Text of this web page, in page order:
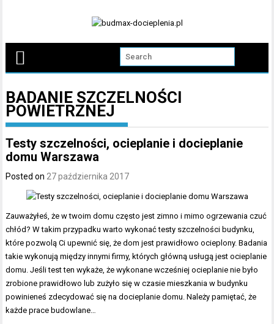
BADANIE SZCZELNOŚCI
POWIETRZNEJ
Testy szczelności, ocieplanie i docieplanie
domu Warszawa
Posted on 27 października 2017
Zauważyłeś, że w twoim domu często jest zimno i mimo ogrzewania czuć
chłód? W takim przypadku warto wykonać testy szczelności budynku,
które pozwolą Ci upewnić się, że dom jest prawidłowo ocieplony. Badania
takie wykonują między innymi firmy, których główną usługą jest ocieplanie
domu. Jeśli test ten wykaże, że wykonane wcześniej ocieplanie nie było
zrobione prawidłowo lub zużyło się w czasie mieszkania w budynku
powinieneś zdecydować się na docieplanie domu. Należy pamiętać, że
każde prace budowlane…